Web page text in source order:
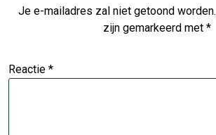
Je e-mailadres zal niet getoond worden.
zijn gemarkeerd met *
Reactie *